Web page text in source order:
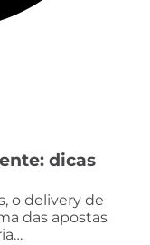
dicas
o delivery de
das apostas